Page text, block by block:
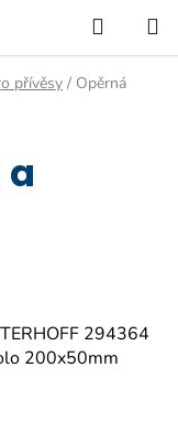
Hledat
přívěsy / Opěrná
294364
200x50mm